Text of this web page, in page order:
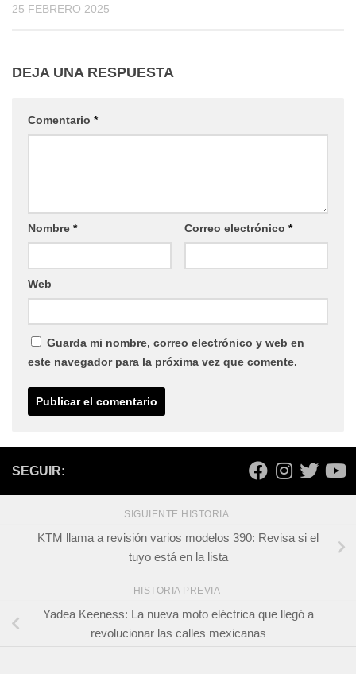
25 FEBRERO 2025
DEJA UNA RESPUESTA
Comentario *
Nombre * Correo electrónico *
Web
Guarda mi nombre, correo electrónico y web en
este navegador para la próxima vez que comente.
SEGUIR:
SIGUIENTE HISTORIA
KTM llama a revisión varios modelos 390: Revisa si el
tuyo está en la lista
HISTORIA PREVIA
Yadea Keeness: La nueva moto eléctrica que llegó a
revolucionar las calles mexicanas